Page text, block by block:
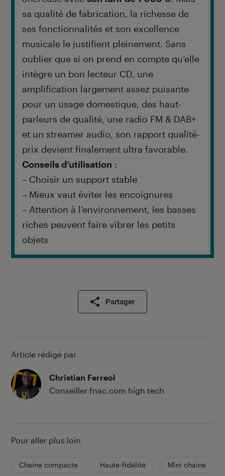
sa qualité de fabrication, la richesse de
ses fonctionnalités et son excellence
musicale le justifient pleinement. Sans
oublier que si on prend en compte qu’elle
intègre un bon lecteur CD, une
amplification largement assez puisante
pour un usage domestique, des haut-
parleurs de qualité, une radio FM & DAB+
et un streamer audio, son rapport qualité-
prix devient finalement ultra favorable.
Conseils d’utilisation :
– Choisir un support stable
– Mieux vaut éviter les encoignures
– Attention à l’environnement, les basses
riches peuvent faire vibrer les petits
objets
Partager
Article rédigé par
Christian Ferreol
Conseiller fnac.com high tech
Pour aller plus loin
Chaine compacte Haute-fidélité Mini chaine